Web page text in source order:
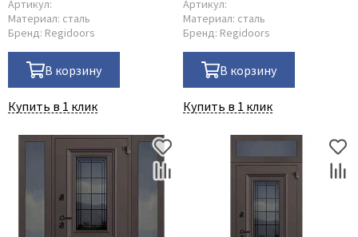
Артикул:
Материал: сталь
Бренд: Regidoors
В корзину
Купить в 1 клик
Артикул:
Материал: сталь
Бренд: Regidoors
В корзину
Купить в 1 клик